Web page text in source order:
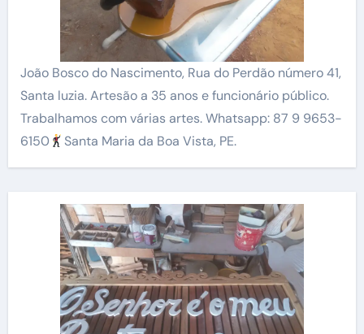
João Bosco do Nascimento, Rua do Perdão número 41,
Santa luzia. Artesão a 35 anos e funcionário público.
Trabalhamos com várias artes. Whatsapp: 87 9 9653-
6150
Santa Maria da Boa Vista, PE.